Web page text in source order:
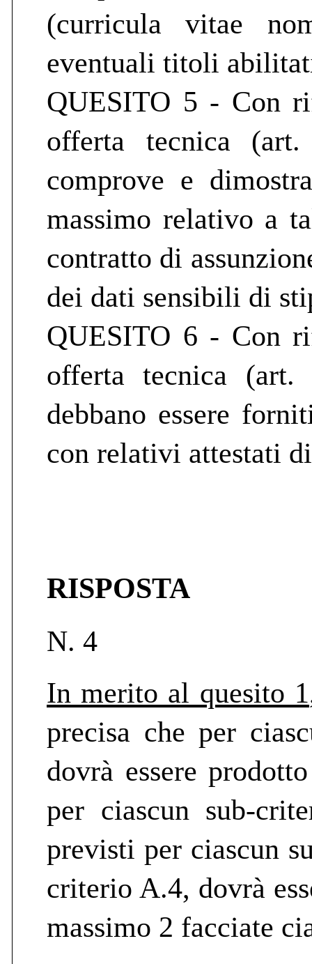
(curricula vitae
eventuali titoli
QUESITO 5 - Con
offerta tecnica
comprove e
massimo relativo a
contratto di
dei dati sensibili di
QUESITO 6 - Con
offerta tecnica (art.
debbano essere
con relativi attestati
RISPOSTA
N. 4
In merito al quesito 1
precisa che per
dovrà essere
per ciascun sub-
previsti per ciascun
criterio A.4, dovrà
massimo 2 facciate